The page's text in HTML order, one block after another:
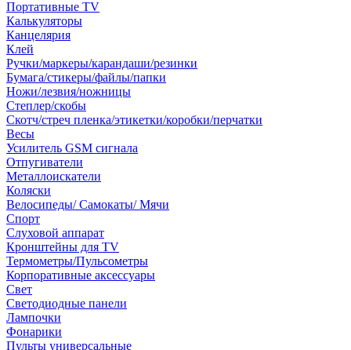
Портативные TV
Калькуляторы
Канцелярия
Клей
Ручки/маркеры/карандаши/резинки
Бумага/стикеры/файлы/папки
Ножи/лезвия/ножницы
Степлер/скобы
Скотч/стреч пленка/этикетки/коробки/перчатки
Весы
Усилитель GSM сигнала
Отпугиватели
Металлоискатели
Коляски
Велосипеды/ Самокаты/ Мячи
Спорт
Слуховой аппарат
Кронштейны для TV
Термометры/Пульсометры
Корпоративные аксессуары
Свет
Светодиодные панели
Лампочки
Фонарики
Пульты универсальные